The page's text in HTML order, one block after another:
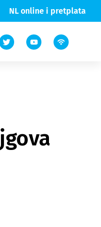
NL online i pretplata